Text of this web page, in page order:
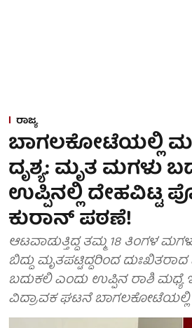
ರಾಜ್ಯ
ಬಾಗಲಕೋಟೆಯಲ್ಲಿ
ದೃಶ್ಯ: ಮೃತ ಮಗಳು
ಉಪ್ಪಿನಲ್ಲಿ ದೇಹವಿಟ್ಟ
ಕುರಾನ್ ಪಠಣೆ!
ಆಟವಾಡುತ್ತಿದ್ದ ತಮ್ಮ 18 ತಿಂಗಳ
ಬಿದ್ದು ಮೃತಪಟ್ಟಿದ್ದರಿಂದ
ಬದುಕಲಿ ಎಂದು ಉಪ್ಪಿನ ರಾಶಿ ಮಧ್ಯೆ
ವಿದ್ರಾವಕ ಘಟನೆ